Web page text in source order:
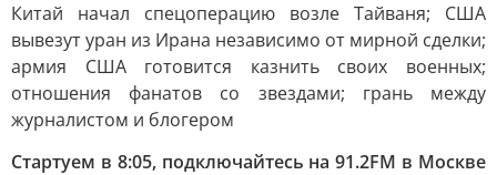
Китай начал спецоперацию возле Тайваня; США
вывезут уран из Ирана независимо от мирной сделки;
армия США готовится казнить своих военных;
отношения фанатов со звездами; грань между
журналистом и блогером
Стартуем в 8:05, подключайтесь на 91.2FM в Москве